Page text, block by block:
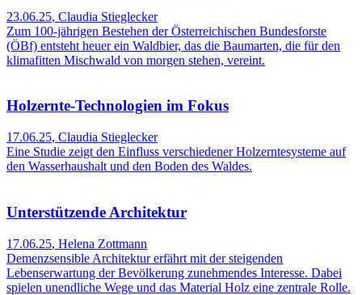
23.06.25, Claudia Stieglecker
Zum 100-jährigen Bestehen der Österreichischen Bundesforste
(ÖBf) entsteht heuer ein Waldbier, das die Baumarten, die für den
klimafitten Mischwald von morgen stehen, vereint.
Holzernte-Technologien im Fokus
17.06.25, Claudia Stieglecker
Eine Studie zeigt den Einfluss verschiedener Holzerntesysteme auf
den Wasserhaushalt und den Boden des Waldes.
Unterstützende Architektur
17.06.25, Helena Zottmann
Demenzsensible Architektur erfährt mit der steigenden
Lebenserwartung der Bevölkerung zunehmendes Interesse. Dabei
spielen unendliche Wege und das Material Holz eine zentrale Rolle.